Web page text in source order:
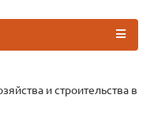
и строительства в